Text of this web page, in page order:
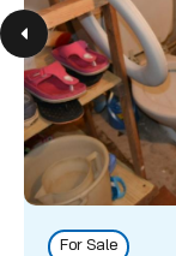
For Sale